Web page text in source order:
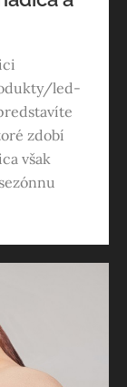
led-
zdobí
však